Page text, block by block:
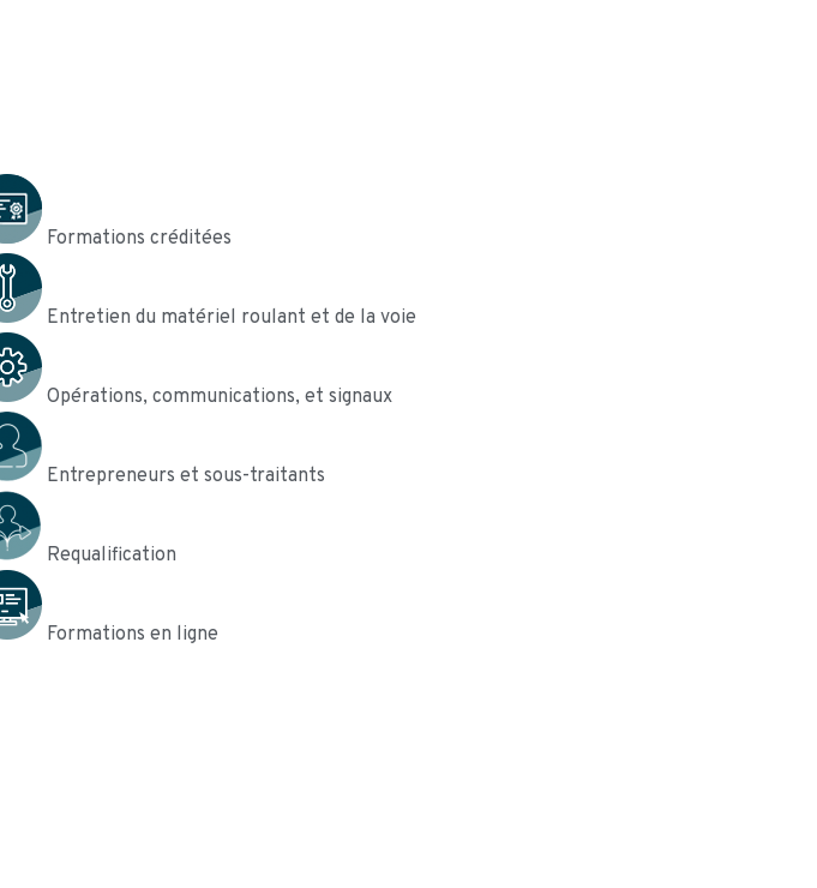
Formations créditées
Entretien du matériel roulant et de la voie
Opérations, communications, et signaux
Entrepreneurs et sous-traitants
Requalification
Formations en ligne